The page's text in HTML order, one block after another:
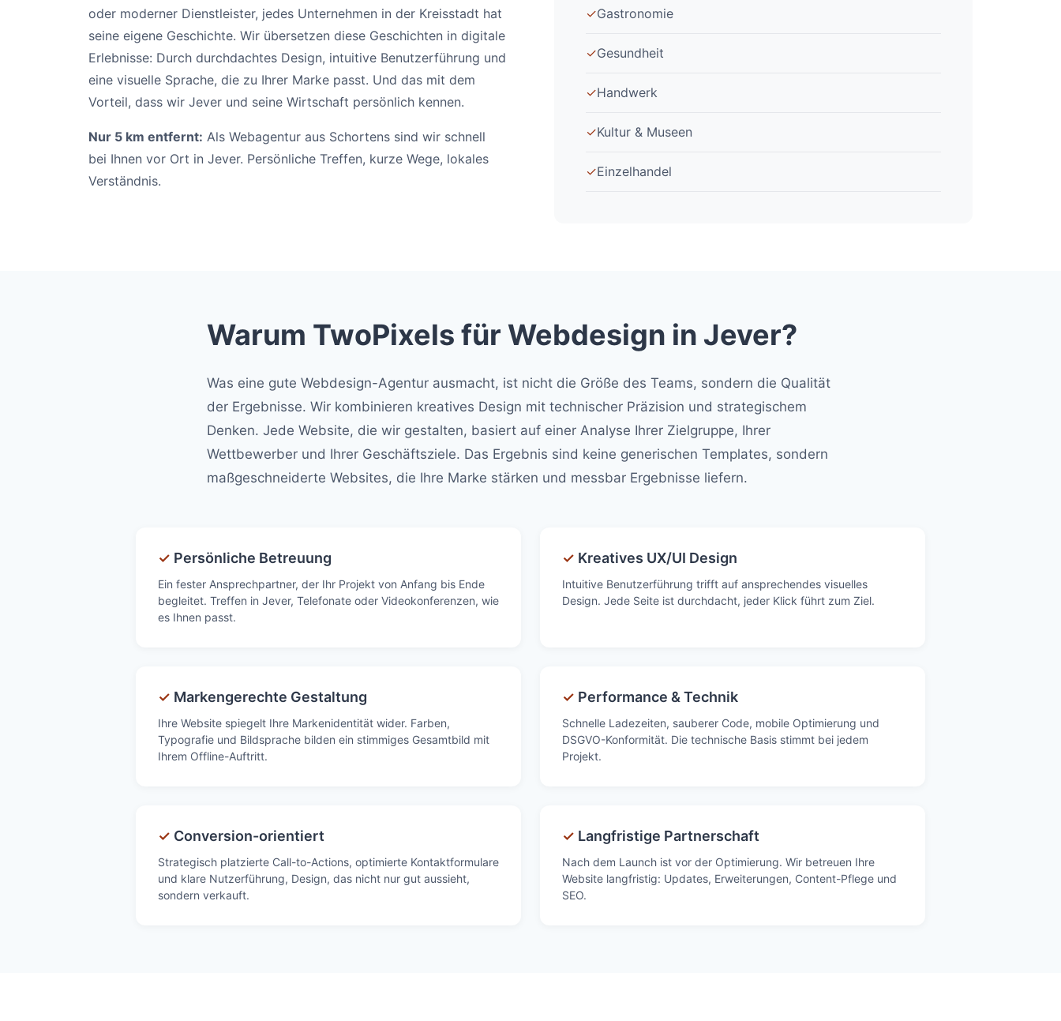
oder moderner Dienstleister, jedes Unternehmen in der Kreisstadt hat
seine eigene Geschichte. Wir übersetzen diese Geschichten in digitale
Erlebnisse: Durch durchdachtes Design, intuitive Benutzerführung und
eine visuelle Sprache, die zu Ihrer Marke passt. Und das mit dem
Vorteil, dass wir Jever und seine Wirtschaft persönlich kennen.
Nur 5 km entfernt: Als Webagentur aus Schortens sind wir schnell
bei Ihnen vor Ort in Jever. Persönliche Treffen, kurze Wege, lokales
Verständnis.
✓Gastronomie
✓Gesundheit
✓Handwerk
✓Kultur & Museen
✓Einzelhandel
Warum TwoPixels für Webdesign in Jever?
Was eine gute Webdesign-Agentur ausmacht, ist nicht die Größe des Teams, sondern die Qualität
der Ergebnisse. Wir kombinieren kreatives Design mit technischer Präzision und strategischem
Denken. Jede Website, die wir gestalten, basiert auf einer Analyse Ihrer Zielgruppe, Ihrer
Wettbewerber und Ihrer Geschäftsziele. Das Ergebnis sind keine generischen Templates, sondern
maßgeschneiderte Websites, die Ihre Marke stärken und messbar Ergebnisse liefern.
✓ Persönliche Betreuung
Ein fester Ansprechpartner, der Ihr Projekt von Anfang bis Ende
begleitet. Treffen in Jever, Telefonate oder Videokonferenzen, wie
es Ihnen passt.
✓ Kreatives UX/UI Design
Intuitive Benutzerführung trifft auf ansprechendes visuelles
Design. Jede Seite ist durchdacht, jeder Klick führt zum Ziel.
✓ Markengerechte Gestaltung
Ihre Website spiegelt Ihre Markenidentität wider. Farben,
Typografie und Bildsprache bilden ein stimmiges Gesamtbild mit
Ihrem Offline-Auftritt.
✓ Performance & Technik
Schnelle Ladezeiten, sauberer Code, mobile Optimierung und
DSGVO-Konformität. Die technische Basis stimmt bei jedem
Projekt.
✓ Conversion-orientiert
Strategisch platzierte Call-to-Actions, optimierte Kontaktformulare
und klare Nutzerführung, Design, das nicht nur gut aussieht,
sondern verkauft.
✓ Langfristige Partnerschaft
Nach dem Launch ist vor der Optimierung. Wir betreuen Ihre
Website langfristig: Updates, Erweiterungen, Content-Pflege und
SEO.